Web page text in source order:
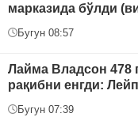
марказида бўлди
Бугун 08:57
Лайма Владсон 478
рақибни енгди:
Бугун 07:39